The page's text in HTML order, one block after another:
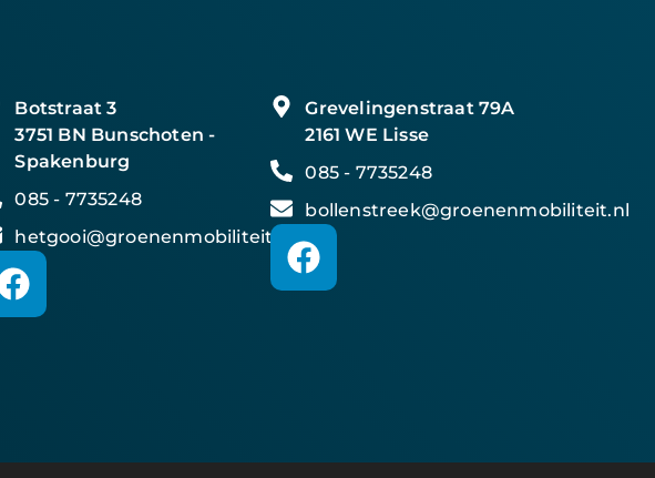
Botstraat 3
3751 BN Bunschoten -
Spakenburg
085 - 7735248
hetgooi@groenenmobiliteit.nl
Grevelingenstraat 79A
2161 WE Lisse
085 - 7735248
bollenstreek@groenenmobiliteit.nl